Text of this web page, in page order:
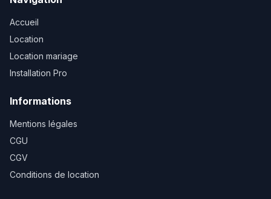
Accueil
Location
Location mariage
Installation Pro
Informations
Mentions légales
CGU
CGV
Conditions de location